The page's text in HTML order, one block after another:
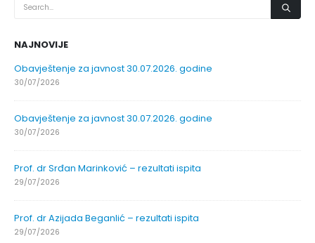
NAJNOVIJE
Obavještenje za javnost 30.07.2026. godine
30/07/2026
Obavještenje za javnost 30.07.2026. godine
30/07/2026
Prof. dr Srđan Marinković – rezultati ispita
29/07/2026
Prof. dr Azijada Beganlić – rezultati ispita
29/07/2026